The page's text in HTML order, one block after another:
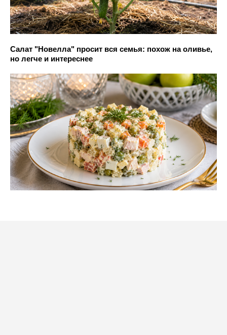
Салат "Новелла" просит вся семья: похож на оливье,
но легче и интереснее